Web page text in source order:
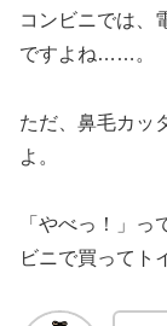
コンビニでは、
ですよね……。
ただ、鼻毛カッ
よ。
「やべっ！」
ビニで買ってト